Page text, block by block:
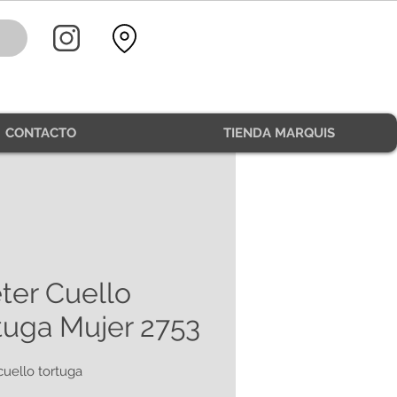
CONTACTO TIENDA MARQUIS
Cuello
Mujer 2753
tortuga